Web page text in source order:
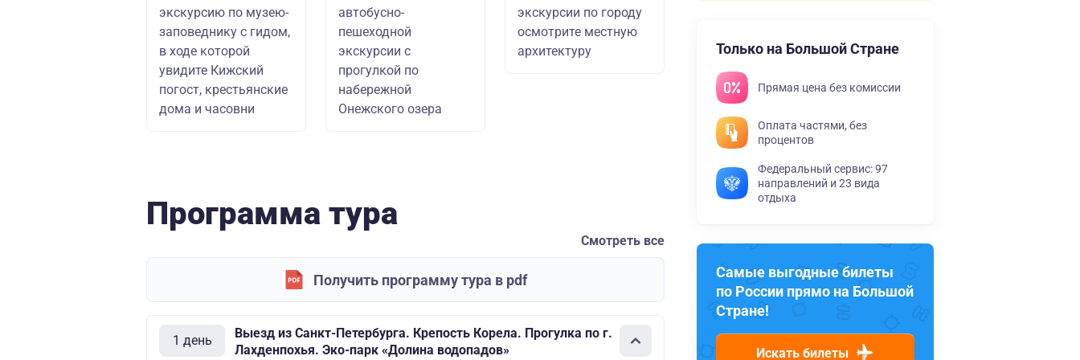
экскурсию по музею-
заповеднику с гидом,
в ходе которой
увидите Кижский
погост, крестьянские
дома и часовни
автобусно-
пешеходной
экскурсии с
прогулкой по
набережной
Онежского озера
экскурсии по городу
осмотрите местную
архитектуру
Программа тура
Смотреть все
Получить программу тура в pdf
1 день
Выезд из Санкт-Петербурга. Крепость Корела. Прогулка по г.
Лахденпохья. Эко-парк «Долина водопадов»
Только на Большой Стране
Прямая цена без комиссии
Оплата частями, без
процентов
Федеральный сервис: 97
направлений и 23 вида
отдыха
Самые выгодные билеты
по России прямо на Большой
Стране!
Искать билеты